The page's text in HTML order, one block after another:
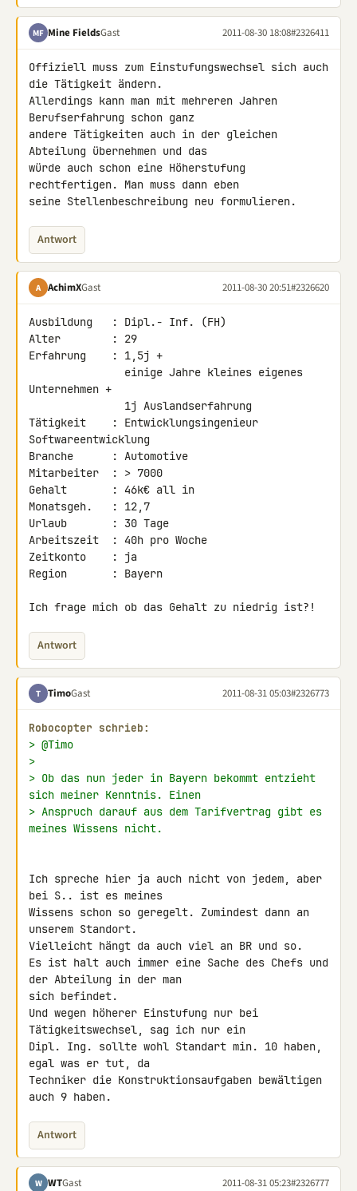
MF Mine FieldsGast 2011-08-30 18:08#2326411
Offiziell muss zum Einstufungswechsel sich auch
die Tätigkeit ändern.
Allerdings kann man mit mehreren Jahren
Berufserfahrung schon ganz
andere Tätigkeiten auch in der gleichen
Abteilung übernehmen und das
würde auch schon eine Höherstufung
rechtfertigen. Man muss dann eben
seine Stellenbeschreibung neu formulieren.
Antwort
A AchimXGast 2011-08-30 20:51#2326620
Ausbildung   : Dipl.- Inf. (FH)
Alter        : 29
Erfahrung    : 1,5j +
Unternehmen +
Tätigkeit    : Entwicklungsingenieur
Softwareentwicklung
Branche      : Automotive
Mitarbeiter  : > 7000
Gehalt       : 46k€ all in
Monatsgeh.   : 12,7
Urlaub       : 30 Tage
Arbeitszeit  : 40h pro Woche
Zeitkonto    : ja
Region       : Bayern
Ich frage mich ob das Gehalt zu niedrig ist?!
Antwort
T TimoGast 2011-08-31 05:03#2326773
Robocopter schrieb:
> @Timo
>
> Ob das nun jeder in Bayern bekommt entzieht
sich meiner Kenntnis. Einen
> Anspruch darauf aus dem Tarifvertrag gibt es
meines Wissens nicht.
Ich spreche hier ja auch nicht von jedem, aber
bei S.. ist es meines
Wissens schon so geregelt. Zumindest dann an
unserem Standort.
Vielleicht hängt da auch viel an BR und so.
Es ist halt auch immer eine Sache des Chefs und
der Abteilung in der man
sich befindet.
Und wegen höherer Einstufung nur bei
Tätigkeitswechsel, sag ich nur ein
Dipl. Ing. sollte wohl Standart min. 10 haben,
egal was er tut, da
Techniker die Konstruktionsaufgaben bewältigen
auch 9 haben.
Antwort
W WTGast 2011-08-31 05:23#2326777